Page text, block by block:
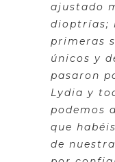
ajustado
dioptrías;
primeras
únicos y
pasaron
Lydia y
podemos
que
de